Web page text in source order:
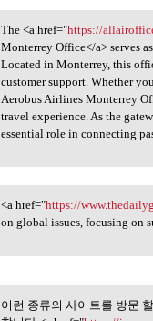
The <a href="https:/
The <a href="https://
Monterrey Office</a> serves
Located in Monterrey, this
customer support. Whether
Aerobus Airlines Monterrey
travel experience. As the
essential role in connecting
<a href="https://www
<a href="https://
on global issues, focusing on
이런 종류의 사이트를 방문